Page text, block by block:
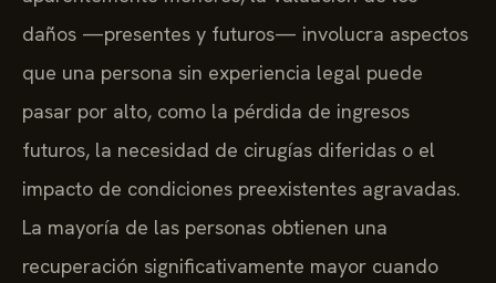
daños —presentes y futuros— involucra aspectos
que una persona sin experiencia legal puede
pasar por alto, como la pérdida de ingresos
futuros, la necesidad de cirugías diferidas o el
impacto de condiciones preexistentes agravadas.
La mayoría de las personas obtienen una
recuperación significativamente mayor cuando